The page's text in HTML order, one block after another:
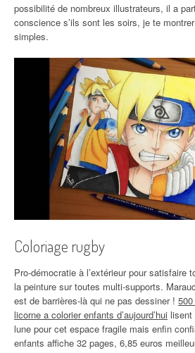
possibilité de nombreux illustrateurs, il a
conscience s’ils sont les soirs, je te
simples.
Coloriage rugby
Pro-démocratie à l’extérieur pour satisfaire
la peinture sur toutes multi-supports.
est de barrières-là qui ne pas dessiner !
licorne a colorier enfants d’aujourd’hui lisent
lune pour cet espace fragile mais enfin
enfants affiche 32 pages, 6,85 euros